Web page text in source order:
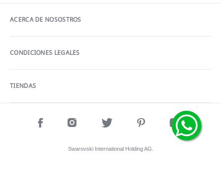
ACERCA DE NOSOSTROS
CONDICIONES LEGALES
TIENDAS
Swarovski International Holding AG.